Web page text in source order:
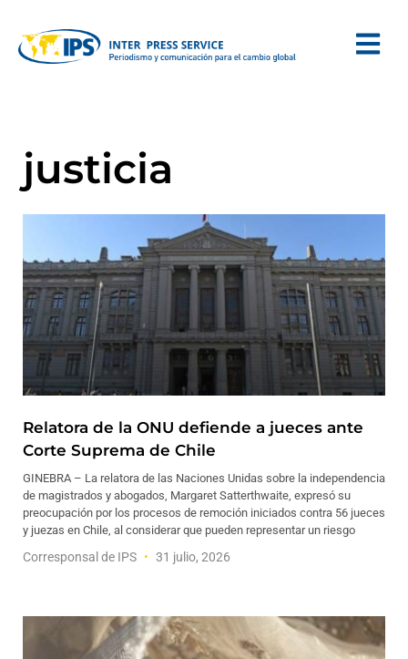
justicia
Relatora de la ONU defiende a jueces ante
Corte Suprema de Chile
GINEBRA – La relatora de las Naciones Unidas sobre la independencia
de magistrados y abogados, Margaret Satterthwaite, expresó su
preocupación por los procesos de remoción iniciados contra 56 jueces
y juezas en Chile, al considerar que pueden representar un riesgo
Corresponsal de IPS 31 julio, 2026